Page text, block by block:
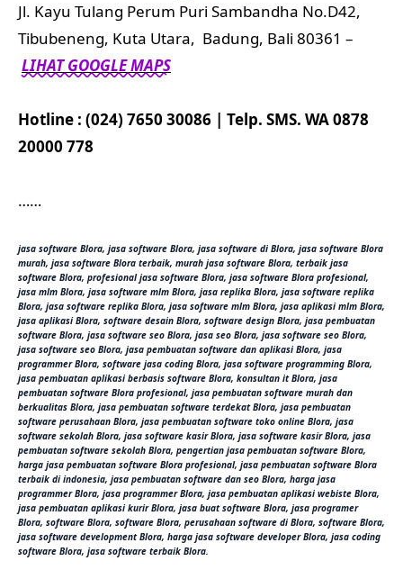
Jl. Kayu Tulang Perum Puri Sambandha No.D42,
Tibubeneng, Kuta Utara, Badung, Bali 80361 –
LIHAT GOOGLE MAPS
Hotline : (024) 7650 30086 | Telp. SMS. WA 0878
20000 778
……
jasa software Blora, jasa software Blora, jasa software di Blora, jasa software Blora
murah, jasa software Blora terbaik, murah jasa software Blora, terbaik jasa
software Blora, profesional jasa software Blora, jasa software Blora profesional,
jasa mlm Blora, jasa software mlm Blora, jasa replika Blora, jasa software replika
Blora, jasa software replika Blora, jasa software mlm Blora, jasa aplikasi mlm Blora,
jasa aplikasi Blora, software desain Blora, software design Blora, jasa pembuatan
software Blora, jasa software seo Blora, jasa seo Blora, jasa software seo Blora,
jasa software seo Blora, jasa pembuatan software dan aplikasi Blora, jasa
programmer Blora, software jasa coding Blora, jasa software programming Blora,
jasa pembuatan aplikasi berbasis software Blora, konsultan it Blora, jasa
pembuatan software Blora profesional, jasa pembuatan software murah dan
berkualitas Blora, jasa pembuatan software terdekat Blora, jasa pembuatan
software perusahaan Blora, jasa pembuatan software toko online Blora, jasa
software sekolah Blora, jasa software kasir Blora, jasa software kasir Blora, jasa
pembuatan software sekolah Blora, pengertian jasa pembuatan software Blora,
harga jasa pembuatan software Blora profesional, jasa pembuatan software Blora
terbaik di indonesia, jasa pembuatan software dan seo Blora, harga jasa
programmer Blora, jasa programmer Blora, jasa pembuatan aplikasi webiste Blora,
jasa pembuatan aplikasi kurir Blora, jasa buat software Blora, jasa programer
Blora, software Blora, software Blora, perusahaan software di Blora, software Blora,
jasa software development Blora, harga jasa software developer Blora, jasa coding
software Blora, jasa software terbaik Blora.